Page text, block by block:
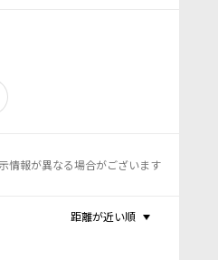
情報が異なる場合がございます
距離が近い順